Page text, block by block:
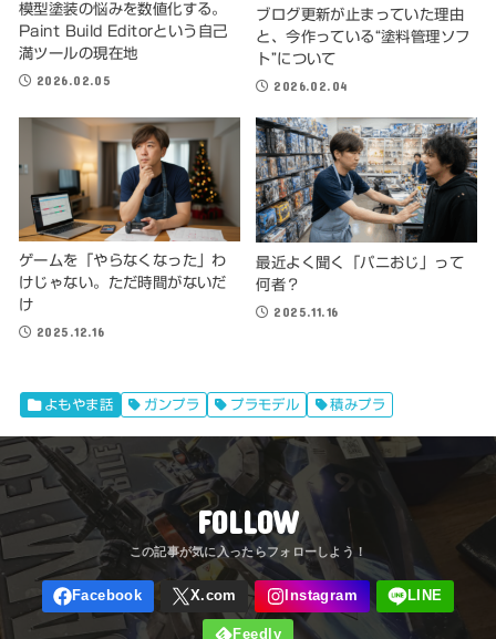
模型塗装の悩みを数値化する。
Paint Build Editorという自己
満ツールの現在地
2026.02.05
ブログ更新が止まっていた理由
と、今作っている“塗料管理ソフ
ト”について
2026.02.04
ゲームを「やらなくなった」わ
けじゃない。ただ時間がないだ
け
2025.12.16
最近よく聞く「パニおじ」って
何者？
2025.11.16
よもやま話 ガンプラ プラモデル 積みプラ
FOLLOW